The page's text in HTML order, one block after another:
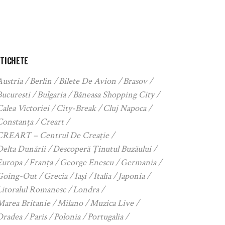
Berlin Bilete De Avion
Brasov
Bulgaria
Băneasa Shopping City
Victoriei
City-Break
Cluj Napoca
Creart
– Centrul De Creație
Dunării
Descoperă Ținutul Buzăului
Franța George Enescu
Germania
Out
Grecia Iași Italia
Japonia
Romanesc
Londra
Britanie
Milano
Muzica Live
Paris Polonia
Portugalia